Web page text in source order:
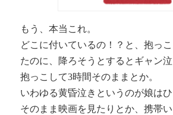
もう、本当これ。
どこに付いているの！？と、抱っ
たのに、降ろそうとするとギャン泣
抱っこして3時間そのままとか。
いわゆる黄昏泣きというのが娘はひ
そのまま映画を見たりとか、携帯い